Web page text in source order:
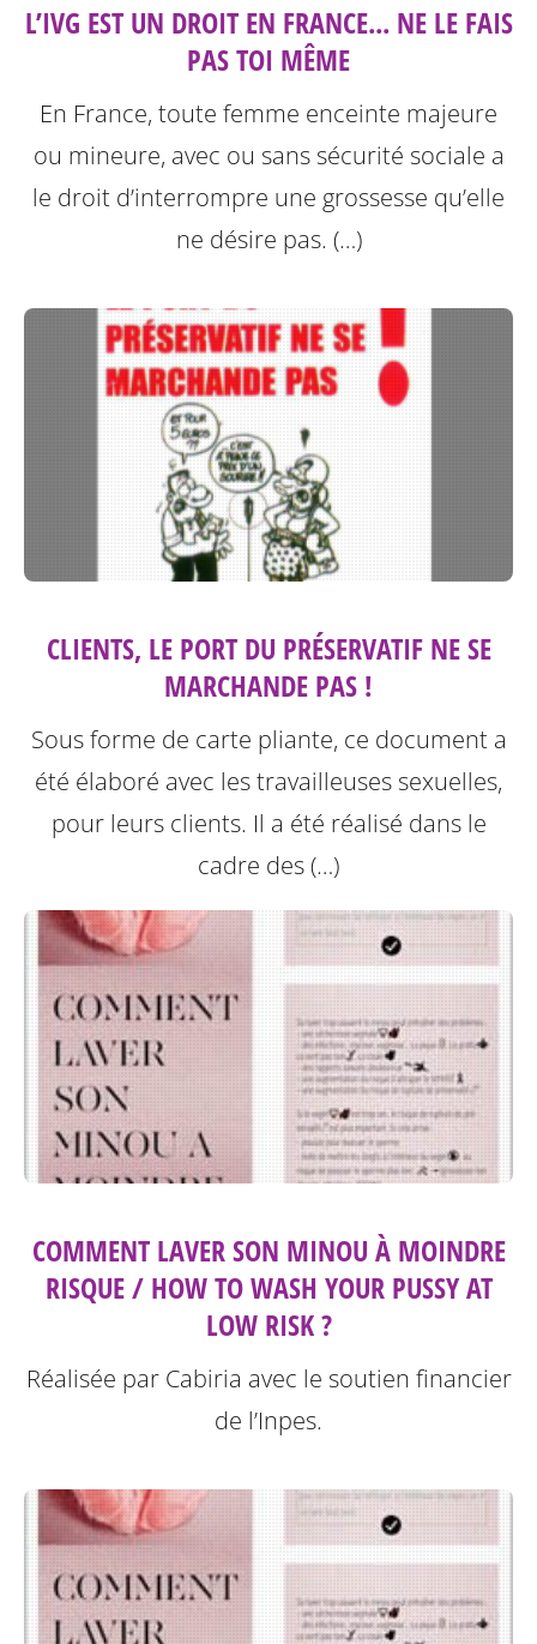
L’IVG EST UN DROIT EN FRANCE... NE LE FAIS
PAS TOI MÊME
En France, toute femme enceinte majeure
ou mineure, avec ou sans sécurité sociale a
le droit d’interrompre une grossesse qu’elle
ne désire pas. (…)
CLIENTS, LE PORT DU PRÉSERVATIF NE SE
MARCHANDE PAS !
Sous forme de carte pliante, ce document a
été élaboré avec les travailleuses sexuelles,
pour leurs clients. Il a été réalisé dans le
cadre des (…)
COMMENT LAVER SON MINOU À MOINDRE
RISQUE / HOW TO WASH YOUR PUSSY AT
LOW RISK ?
Réalisée par Cabiria avec le soutien financier
de l’Inpes.